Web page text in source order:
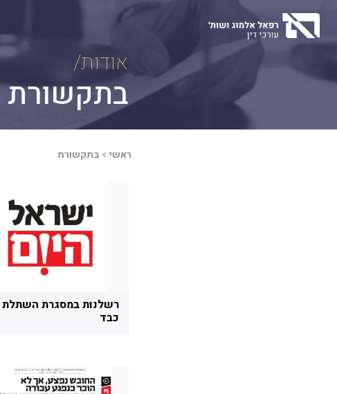
content
אודות/
בתקשורת
ראשי> בתקשורת
רשלנות במסגרת השתלת
כבד